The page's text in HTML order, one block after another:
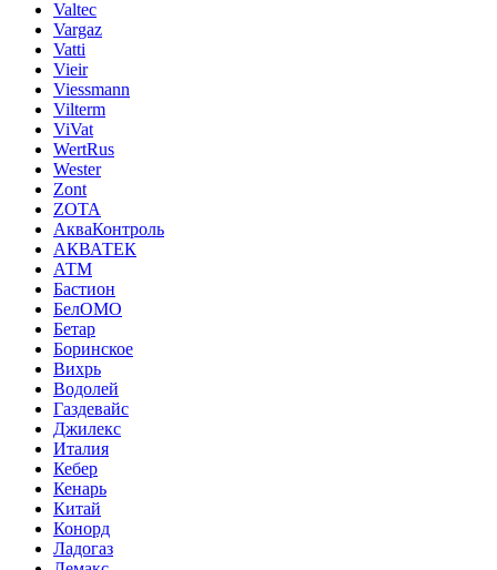
Valtec
Vargaz
Vatti
Vieir
Viessmann
Vilterm
ViVat
WertRus
Wester
Zont
ZOTA
АкваКонтроль
АКВАТЕК
АТМ
Бастион
БелОМО
Бетар
Боринское
Вихрь
Водолей
Газдевайс
Джилекс
Италия
Кебер
Кенарь
Китай
Конорд
Ладогаз